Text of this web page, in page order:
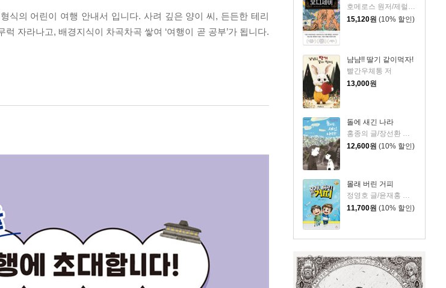
호메로스 원저/제럴딘 매코크런 글/김재용 역/장시은 감수
15,120원 (10% 할인)
냠냠!! 딸기 같이먹자!
빨간우체통 저
13,000원
돌에 새긴 나라
12,600원 (10% 할인)
몰래 버린 거피
정영호 글/윤재홍 그림
11,700원 (10% 할인)
식의 어린이 여행 안내서 입니다. 사려 깊은 양이 씨, 든든한 테리
자라나고, 배경지식이 차곡차곡 쌓여 ‘여행이 곧 공부’가 됩니다.